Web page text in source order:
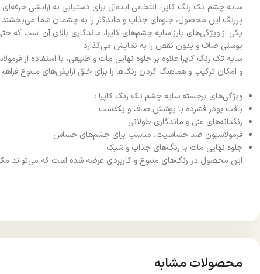
سایه چشم تک رنگ کاپرا، انتخابی ایده‌آل برای دستیابی به آرایشی
پررنگ این محصول، جلوه‌ای جذاب و ماندگار را به چشمان شما می‌بخشند
یکی از ویژگی‌های بارز سایه چشم‌های کاپرا، ماندگاری بالای آن است
پوستی صاف و بدون نقص را به نمایش می‌گذارد.
سایه تک رنگ کاپرا علاوه بر جلوه نهایی مات و طبیعی، با استفاده
و امکان ترکیب و هماهنگ کردن رنگ‌ها را برای خلق آرایش‌های متنوع
ویژگی‌های برجسته سایه چشم تک رنگ کاپرا :
بافت پودر فشرده با پوشش صاف و یکدست
رنگدانه‌های غنی و ماندگاری طولانی
فرمولاسیون ضد حساسیت، مناسب برای چشم‌های حساس
جلوه نهایی مات با رنگ‌های جذاب و شیک
این محصول در رنگ‌های متنوع و کاربردی عرضه شده است که می‌تواند
محصولات مشابه